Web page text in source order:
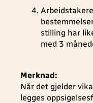
stilling har
med 3
Merknad:
Når det gjelder
legges